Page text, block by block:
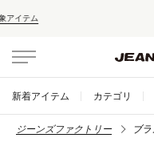
セール対象外
新着アイテム カテゴリ
ジーンズファクトリー ブ